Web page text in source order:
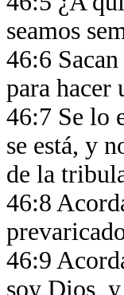
seamos
46:6
para hacer
46:7 Se lo
se está, y
de la
46:8
46:9
soy Dios,